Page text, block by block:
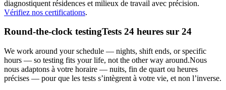
diagnostiquent résidences et milieux de travail avec précision.
Vérifiez nos certifications.
Round-the-clock testingTests 24 heures sur 24
We work around your schedule — nights, shift ends, or specific
hours — so testing fits your life, not the other way around.Nous
nous adaptons à votre horaire — nuits, fin de quart ou heures
précises — pour que les tests s’intègrent à votre vie, et non l’inverse.